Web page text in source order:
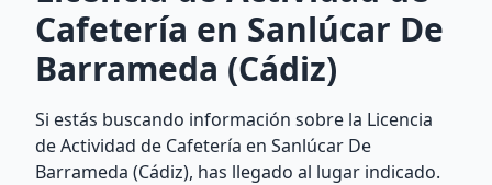
Cafetería en Sanlúcar De
Barrameda (Cádiz)
Si estás buscando información sobre la Licencia
de Actividad de Cafetería en Sanlúcar De
Barrameda (Cádiz), has llegado al lugar indicado.